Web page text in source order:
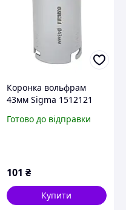
Коронка вольфрам
43мм Sigma 1512121
Готово до відправки
101 ₴
Купити